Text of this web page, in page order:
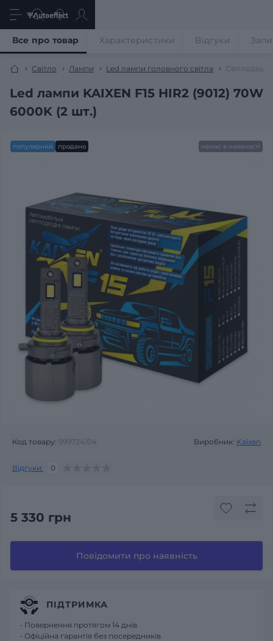
Світло Лампи Led лампи головного світла
Led лампи KAIXEN F15 HIR2 (9012) 70W
6000K (2 шт.)
Все про товар Характеристики Відгуки
популярний продано немає в наявності
Код товару: 999724104 Виробник: Kaixen
Відгуки: 0
5 330 грн
Повідомити про наявність
ПІДТРИМКА
- Повернення протягом 14 днів
- Офіційна гарантія без посередників